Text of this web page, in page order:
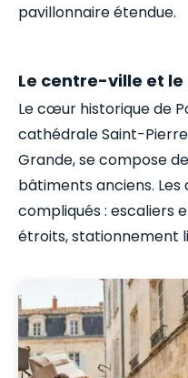
pavillonnaire étendue.
Le centre-ville et
Le cœur historique de
cathédrale Saint-
Grande, se compose
bâtiments anciens.
compliqués : escaliers
étroits, stationnement